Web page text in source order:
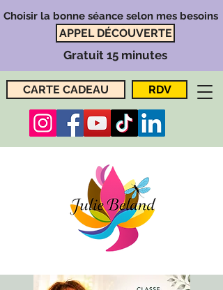
CARTE CADEAU RDV
Choisir la bonne séance selon mes besoins
APPEL DÉCOUVERTE
Gratuit 15 minutes